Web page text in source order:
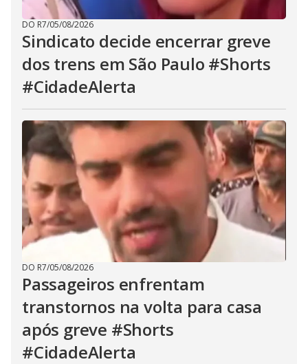
DO R7/05/08/2026
Sindicato decide encerrar greve
dos trens em São Paulo #Shorts
#CidadeAlerta
DO R7/05/08/2026
Passageiros enfrentam
transtornos na volta para casa
após greve #Shorts
#CidadeAlerta